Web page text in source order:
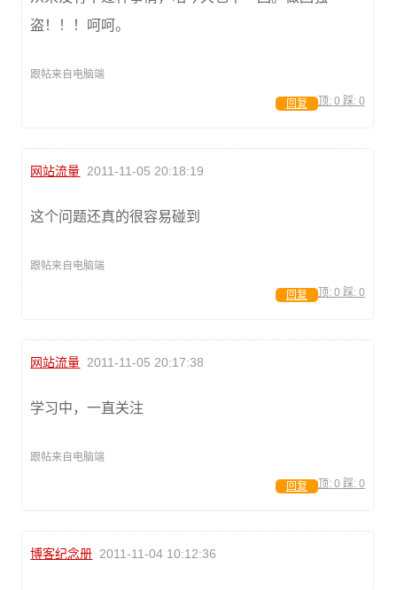
盗！！！呵呵。
跟帖来自电脑端
顶: 0 踩: 0
回复
网站流量 2011-11-05 20:18:19
这个问题还真的很容易碰到
跟帖来自电脑端
顶: 0 踩: 0
回复
网站流量 2011-11-05 20:17:38
学习中，一直关注
跟帖来自电脑端
顶: 0 踩: 0
回复
博客纪念册 2011-11-04 10:12:36